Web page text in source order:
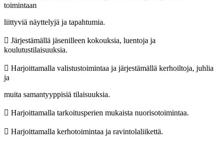
toimintaan
liittyviä näyttelyjä ja tapahtumia.
 Järjestämällä jäsenilleen kokouksia, luentoja ja
koulutustilaisuuksia.
 Harjoittamalla valistustoimintaa ja järjestämällä kerhoiltoja, juhlia
ja
muita samantyyppisiä tilaisuuksia.
 Harjoittamalla tarkoitusperien mukaista nuorisotoimintaa.
 Harjoittamalla kerhotoimintaa ja ravintolaliikettä.